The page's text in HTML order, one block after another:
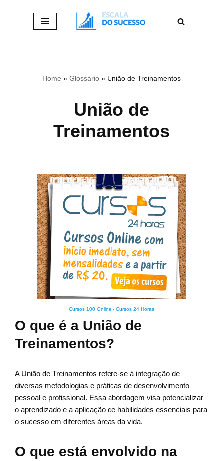
Home » Glossário » União de Treinamentos
União de
Treinamentos
Cursos 100 Online - Cursos 24 Horas
O que é a União de
Treinamentos?
A União de Treinamentos refere-se à integração de
diversas metodologias e práticas de desenvolvimento
pessoal e profissional. Essa abordagem visa potencializar
o aprendizado e a aplicação de habilidades essenciais para
o sucesso em diferentes áreas da vida.
O que está envolvido na